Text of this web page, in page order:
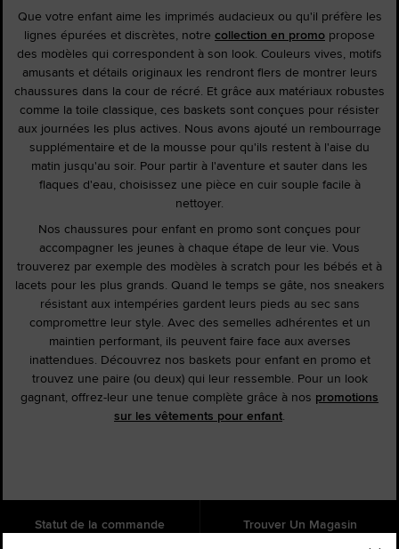
Que votre enfant aime les imprimés audacieux ou qu'il préfère les
lignes épurées et discrètes, notre collection en promo propose
des modèles qui correspondent à son look. Couleurs vives, motifs
amusants et détails originaux les rendront fiers de montrer leurs
chaussures dans la cour de récré. Et grâce aux matériaux robustes
comme la toile classique, ces baskets sont conçues pour résister
aux journées les plus actives. Nous avons ajouté un rembourrage
supplémentaire et de la mousse pour qu'ils restent à l'aise du
matin jusqu'au soir. Pour partir à l'aventure et sauter dans les
flaques d'eau, choisissez une pièce en cuir souple facile à
nettoyer.
Nos chaussures pour enfant en promo sont conçues pour
accompagner les jeunes à chaque étape de leur vie. Vous
trouverez par exemple des modèles à scratch pour les bébés et à
lacets pour les plus grands. Quand le temps se gâte, nos sneakers
résistant aux intempéries gardent leurs pieds au sec sans
compromettre leur style. Avec des semelles adhérentes et un
maintien performant, ils peuvent faire face aux averses
inattendues. Découvrez nos baskets pour enfant en promo et
trouvez une paire (ou deux) qui leur ressemble. Pour un look
gagnant, offrez-leur une tenue complète grâce à nos promotions
sur les vêtements pour enfant.
Statut de la commande Trouver Un Magasin